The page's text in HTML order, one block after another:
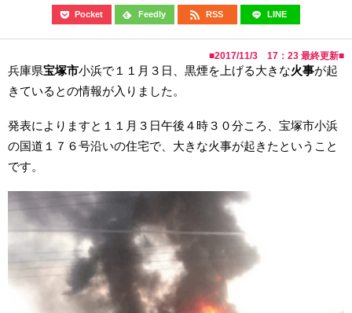
Pocket Feedly RSS LINE
■2017/11/3 17：23 最終更新■
兵庫県宝塚市小浜で１１月３日、黒煙を上げる大きな火事が起
きているとの情報が入りました。
発表によりますと１１月３日午後４時３０分ころ、宝塚市小浜
の国道１７６号沿いの住宅で、大きな火事が起きたということ
です。